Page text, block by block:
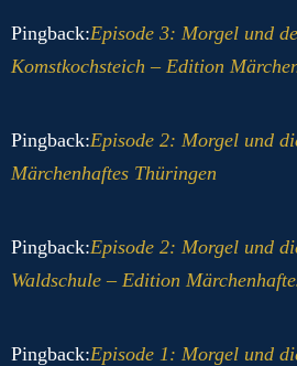
Pingback:Episode 3: Morgel und
Komstkochsteich – Edition
Pingback:Episode 2: Morgel und
Märchenhaftes Thüringen
Pingback:Episode 2: Morgel und
Waldschule – Edition
Pingback:Episode 1: Morgel und